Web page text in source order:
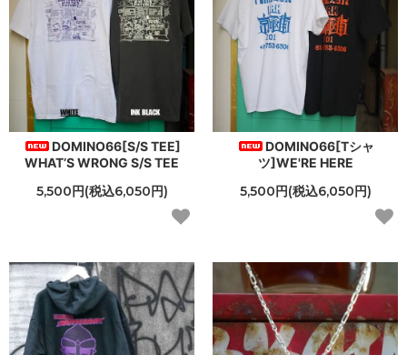
DOMINO66[S/S TEE]
WHAT’S WRONG S/S TEE
5,500円(税込6,050円)
DOMINO66[Tシャ
ツ]WE'RE HERE
5,500円(税込6,050円)